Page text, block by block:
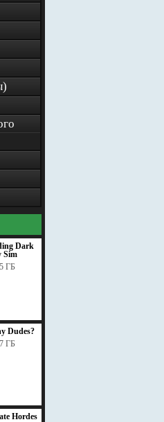
Dark
Sim
ГБ
Dudes?
ГБ
Hordes